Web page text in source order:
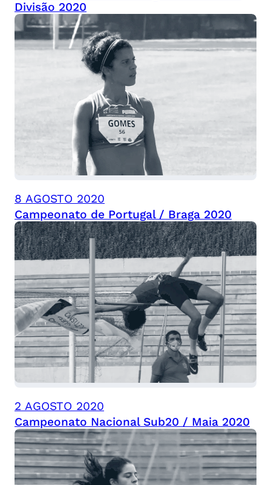
Divisão 2020
8 AGOSTO 2020
Campeonato de Portugal / Braga 2020
2 AGOSTO 2020
Campeonato Nacional Sub20 / Maia 2020